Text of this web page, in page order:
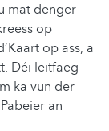
mat denger
op
op ass, a
Déi leitfäeg
ka vun der
an